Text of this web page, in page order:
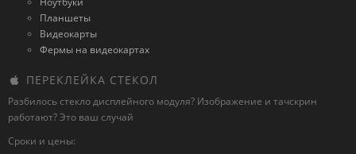
Планшеты
Видеокарты
Фермы на видеокартах
ПЕРЕКЛЕЙКА СТЕКОЛ
Разбилось стекло дисплейного модуля? Изображение и тачскрин
работают? Это ваш случай
Сроки и цены: